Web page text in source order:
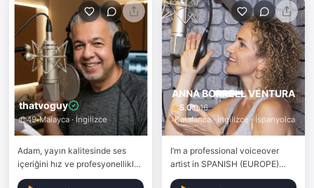
thatvoguy
49 Malayca · İngilizce
Adam, yayın kalitesinde ses
içeriğini hız ve profesyonellikle
sunmaya kendini adamış
ANNA BORRELL VENTURA
5.0
16
Katalanca · İngilizce · İspanyolca
I’m a professional voiceover
artist in SPANISH (EUROPE)
AND CATALAN with more than